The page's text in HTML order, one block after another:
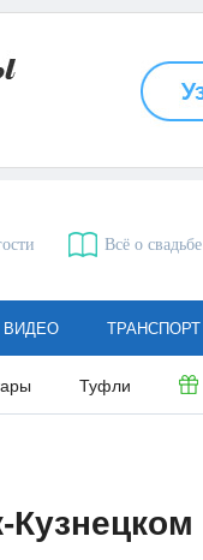
Всё о свадьбе
Туфли
ВИДЕО ТРАНСПОРТ